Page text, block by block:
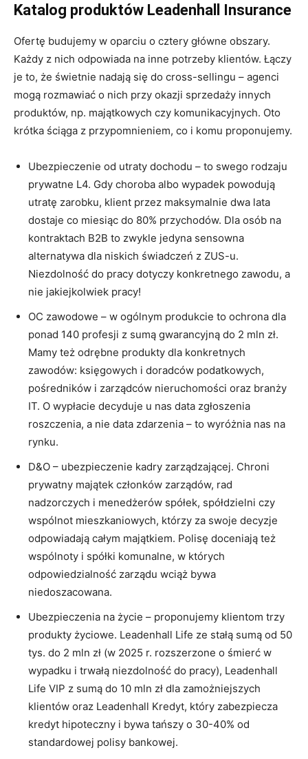
Katalog produktów Leadenhall Insurance
Ofertę budujemy w oparciu o cztery główne obszary.
Każdy z nich odpowiada na inne potrzeby klientów. Łączy
je to, że świetnie nadają się do cross-sellingu – agenci
mogą rozmawiać o nich przy okazji sprzedaży innych
produktów, np. majątkowych czy komunikacyjnych. Oto
krótka ściąga z przypomnieniem, co i komu proponujemy.
Ubezpieczenie od utraty dochodu – to swego rodzaju
prywatne L4. Gdy choroba albo wypadek powodują
utratę zarobku, klient przez maksymalnie dwa lata
dostaje co miesiąc do 80% przychodów. Dla osób na
kontraktach B2B to zwykle jedyna sensowna
alternatywa dla niskich świadczeń z ZUS-u.
Niezdolność do pracy dotyczy konkretnego zawodu, a
nie jakiejkolwiek pracy!
OC zawodowe – w ogólnym produkcie to ochrona dla
ponad 140 profesji z sumą gwarancyjną do 2 mln zł.
Mamy też odrębne produkty dla konkretnych
zawodów: księgowych i doradców podatkowych,
pośredników i zarządców nieruchomości oraz branży
IT. O wypłacie decyduje u nas data zgłoszenia
roszczenia, a nie data zdarzenia – to wyróżnia nas na
rynku.
D&O – ubezpieczenie kadry zarządzającej. Chroni
prywatny majątek członków zarządów, rad
nadzorczych i menedżerów spółek, spółdzielni czy
wspólnot mieszkaniowych, którzy za swoje decyzje
odpowiadają całym majątkiem. Polisę doceniają też
wspólnoty i spółki komunalne, w których
odpowiedzialność zarządu wciąż bywa
niedoszacowana.
Ubezpieczenia na życie – proponujemy klientom trzy
produkty życiowe. Leadenhall Life ze stałą sumą od 50
tys. do 2 mln zł (w 2025 r. rozszerzone o śmierć w
wypadku i trwałą niezdolność do pracy), Leadenhall
Life VIP z sumą do 10 mln zł dla zamożniejszych
klientów oraz Leadenhall Kredyt, który zabezpiecza
kredyt hipoteczny i bywa tańszy o 30-40% od
standardowej polisy bankowej.
Miło Cię widzieć. Zapisz się
na newsletter
ubezpieczeniowy!
Codzienny newsletter
(pn-pt)
Nowe produkty
ubezpieczeniowe
Praca w
ubezpieczeniach
ZaakceptujWarunki